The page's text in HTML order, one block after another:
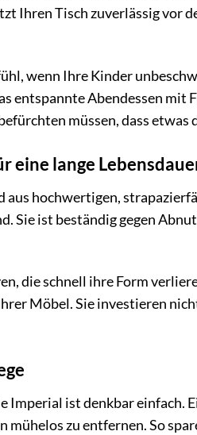
Ihren Tisch zuverlässig vor
wenn Ihre Kinder
entspannte Abendessen
müssen, dass etwas
eine lange
hochwertigen,
Sie ist beständig gegen
die schnell ihre Form
Möbel. Sie investieren
Imperial ist denkbar einfach.
mühelos zu entfernen. So